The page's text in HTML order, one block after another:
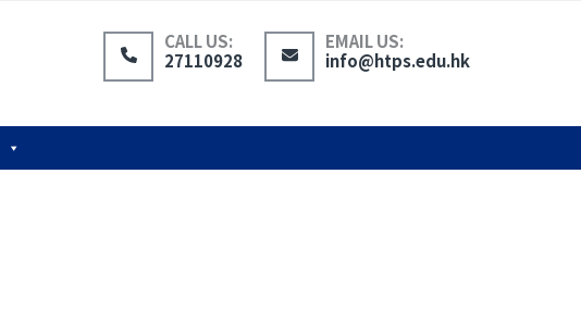
CALL US:
27110928
EMAIL US:
info@htps.edu.hk